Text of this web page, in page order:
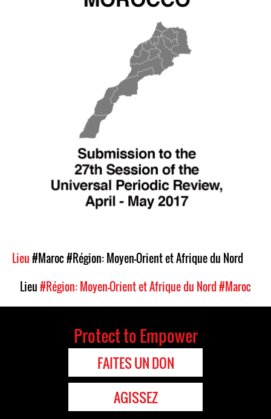
Lieu#Maroc#Région: Moyen-Orient et Afrique du Nord
Lieu#Région: Moyen-Orient et Afrique du Nord #Maroc
Protect to Empower
FAITES UN DON
AGISSEZ